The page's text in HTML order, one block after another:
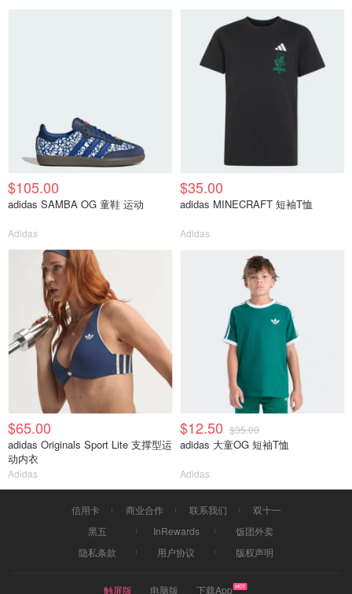
$105.00
adidas SAMBA OG 童鞋 运动
Adidas
$35.00
adidas MINECRAFT 短袖T恤
Adidas
$65.00
adidas Originals Sport Lite 支撑型运
动内衣
Adidas
$12.50 $35.00
adidas 大童OG 短袖T恤
Adidas
信用卡 商业合作 联系我们
双十一
黑五
InRewards
饭团外卖
隐私条款
用户协议 版权声明
触屏版 电脑版 下载App